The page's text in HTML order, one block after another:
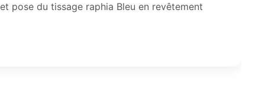
pose du tissage raphia Bleu en revêtement